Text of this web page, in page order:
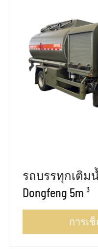
รถบรรทุกเติม
Dongfeng 5m ³
การเ